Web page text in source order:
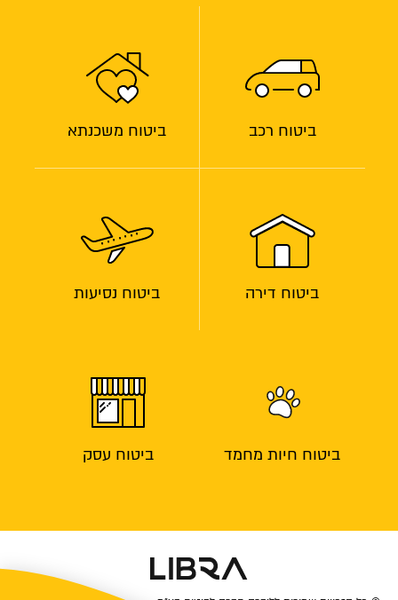
ביטוח רכב ביטוח משכנתא
ביטוח דירה ביטוח נסיעות
ביטוח חיות מחמד ביטוח עסק